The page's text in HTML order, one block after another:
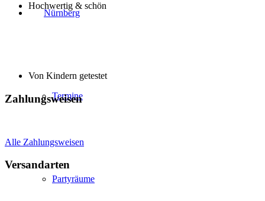
Nürnberg
Termine
Partyräume
Hochwertig & schön
Von Kindern getestet
Zahlungsweisen
Alle Zahlungsweisen
Versandarten